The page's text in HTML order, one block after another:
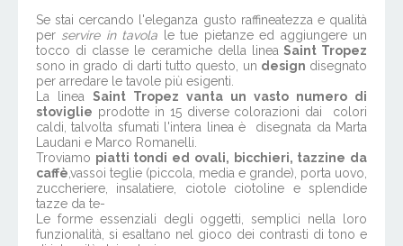
Se stai cercando l'eleganza gusto raffineatezza e qualità
per servire in tavola le tue pietanze ed aggiungere un
tocco di classe le ceramiche della lineaSaint Tropez
sono in grado di darti tutto questo, un design disegnato
per arredare le tavole più esigenti.
La linea Saint Tropez vanta un vasto numero di
stoviglie prodotte in 15 diverse colorazioni dai colori
caldi, talvolta sfumati l'intera linea è disegnata da Marta
Laudani e Marco Romanelli.
Troviamo piatti tondi ed ovali, bicchieri, tazzine da
caffè,vassoi teglie (piccola, media e grande), porta uovo,
zuccheriere, insalatiere, ciotole ciotoline e splendide
tazze da te-
Le forme essenziali degli oggetti, semplici nella loro
funzionalità, si esaltano nel gioco dei contrasti di tono e